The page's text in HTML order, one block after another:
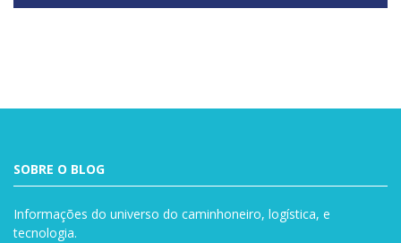
SOBRE O BLOG
Informações do universo do caminhoneiro, logística, e
tecnologia.